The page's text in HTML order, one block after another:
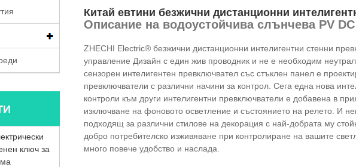
ключ за
Китай евтини безжични дистанционни
Описание на водоустойчива слънчева PV
ZHECHI Electric® безжични дистанционни интелигентни стенни
управление Дизайн с един жив проводник и не е необходим
сензорен интелигентен превключвател със стъклен панел е
превключватели с различни начини за контрол. Сега една нова
контроли към други интелигентни превключватели е добавена в
изключване на фоновото осветление и състоянието на релето. И
подходящ за различни стилове на декорация с най-добрата му
добро потребителско изживяване при контролиране на вашите
много повече удобство и наслада.